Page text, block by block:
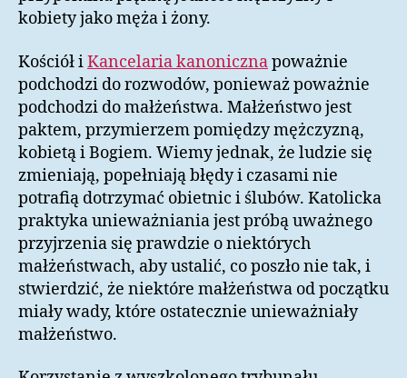
kobiety jako męża i żony.
Kościół iKancelaria kanonicznapoważnie
podchodzi do rozwodów, ponieważ poważnie
podchodzi do małżeństwa. Małżeństwo jest
paktem, przymierzem pomiędzy mężczyzną,
kobietą i Bogiem. Wiemy jednak, że ludzie się
zmieniają, popełniają błędy i czasami nie
potrafią dotrzymać obietnic i ślubów. Katolicka
praktyka unieważniania jest próbą uważnego
przyjrzenia się prawdzie o niektórych
małżeństwach, aby ustalić, co poszło nie tak, i
stwierdzić, że niektóre małżeństwa od początku
miały wady, które ostatecznie unieważniały
małżeństwo.